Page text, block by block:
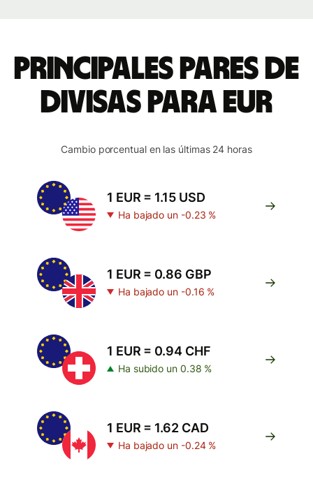
Principales pares de
divisas para EUR
Cambio porcentual en las últimas 24 horas
1 EUR = 1.15 USD
Ha bajado un -0.23 %
1 EUR = 0.86 GBP
Ha bajado un -0.16 %
1 EUR = 0.94 CHF
Ha subido un 0.38 %
1 EUR = 1.62 CAD
Ha bajado un -0.24 %